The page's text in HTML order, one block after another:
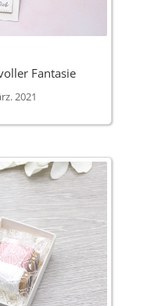
Fantasie
2021